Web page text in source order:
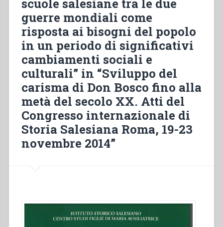
l’idealità
della
“patria”:
i
salesiani
in
Argentina
e
in
Medio
Oriente”
“Sviluppo
del
alla
metà
scuole salesiane tra le due
guerre mondiali come
risposta ai bisogni del popolo
in un periodo di significativi
cambiamenti sociali e
culturali” in “Sviluppo del
carisma di Don Bosco fino alla
metà del secolo XX. Atti del
Congresso internazionale di
Storia Salesiana Roma, 19-23
novembre 2014”